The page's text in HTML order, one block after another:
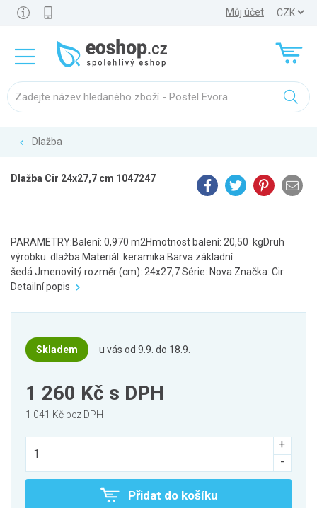
Můj účet
Dlažba
Dlažba Cir 24x27,7 cm 1047247
PARAMETRY:Balení: 0,970 m2Hmotnost balení: 20,50 kgDruh
výrobku: dlažba Materiál: keramika Barva základní:
šedá Jmenovitý rozměr (cm): 24x27,7 Série: Nova Značka: Cir
Detailní popis
Skladem u vás od 9.9. do 18.9.
1 260 Kč s DPH
1 041 Kč bez DPH
Přidat do košíku